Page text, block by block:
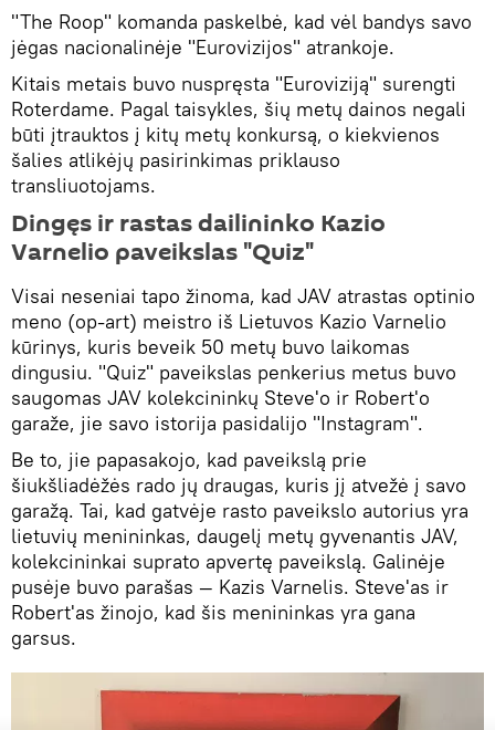
"The Roop" komanda paskelbė, kad vėl bandys savo
jėgas nacionalinėje "Eurovizijos" atrankoje.
Kitais metais buvo nuspręsta "Euroviziją" surengti
Roterdame. Pagal taisykles, šių metų dainos negali
būti įtrauktos į kitų metų konkursą, o kiekvienos
šalies atlikėjų pasirinkimas priklauso
transliuotojams.
Dingęs ir rastas dailininko Kazio
Varnelio paveikslas "Quiz"
Visai neseniai tapo žinoma, kad JAV atrastas optinio
meno (op-art) meistro iš Lietuvos Kazio Varnelio
kūrinys, kuris beveik 50 metų buvo laikomas
dingusiu. "Quiz" paveikslas penkerius metus buvo
saugomas JAV kolekcininkų Steve'o ir Robert'o
garaže, jie savo istorija pasidalijo "Instagram".
Be to, jie papasakojo, kad paveikslą prie
šiukšliadėžės rado jų draugas, kuris jį atvežė į savo
garažą. Tai, kad gatvėje rasto paveikslo autorius yra
lietuvių menininkas, daugelį metų gyvenantis JAV,
kolekcininkai suprato apvertę paveikslą. Galinėje
pusėje buvo parašas — Kazis Varnelis. Steve'as ir
Robert'as žinojo, kad šis menininkas yra gana
garsus.